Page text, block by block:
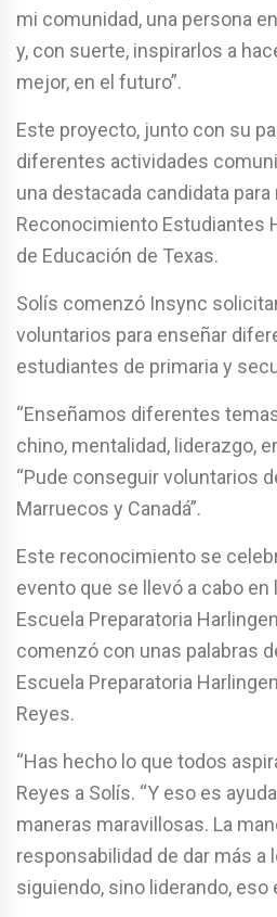
mi comunidad, una persona
y, con suerte, inspirarlos a
mejor, en el futuro”.
Este proyecto, junto con su
diferentes actividades
una destacada candidata para
Reconocimiento Estudiantes
de Educación de Texas.
Solís comenzó Insync
voluntarios para enseñar
estudiantes de primaria y
“Enseñamos diferentes
chino, mentalidad, liderazgo,
“Pude conseguir voluntarios
Marruecos y Canadá”.
Este reconocimiento se
evento que se llevó a cabo en
Escuela Preparatoria
comenzó con unas palabras
Escuela Preparatoria
Reyes.
“Has hecho lo que todos
Reyes a Solís. “Y eso es
maneras maravillosas. La
responsabilidad de dar más a
siguiendo, sino liderando, eso